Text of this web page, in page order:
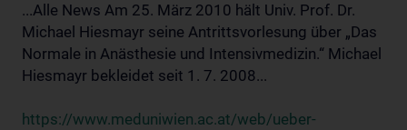
...Alle News Am 25. März 2010 hält Univ. Prof. Dr.
Michael Hiesmayr seine Antrittsvorlesung über „Das
Normale in Anästhesie und Intensivmedizin.“ Michael
Hiesmayr bekleidet seit 1. 7. 2008...
https://www.meduniwien.ac.at/web/ueber-